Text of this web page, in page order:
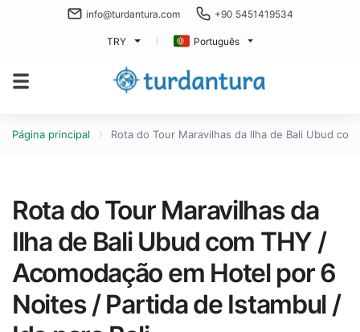
info@turdantura.com +90 5451419534
TRY Português
Página principal Rota do Tour Maravilhas da Ilha de Bali Ubud
Rota do Tour Maravilhas da
Ilha de Bali Ubud com THY /
Acomodação em Hotel por 6
Noites / Partida de Istambul /